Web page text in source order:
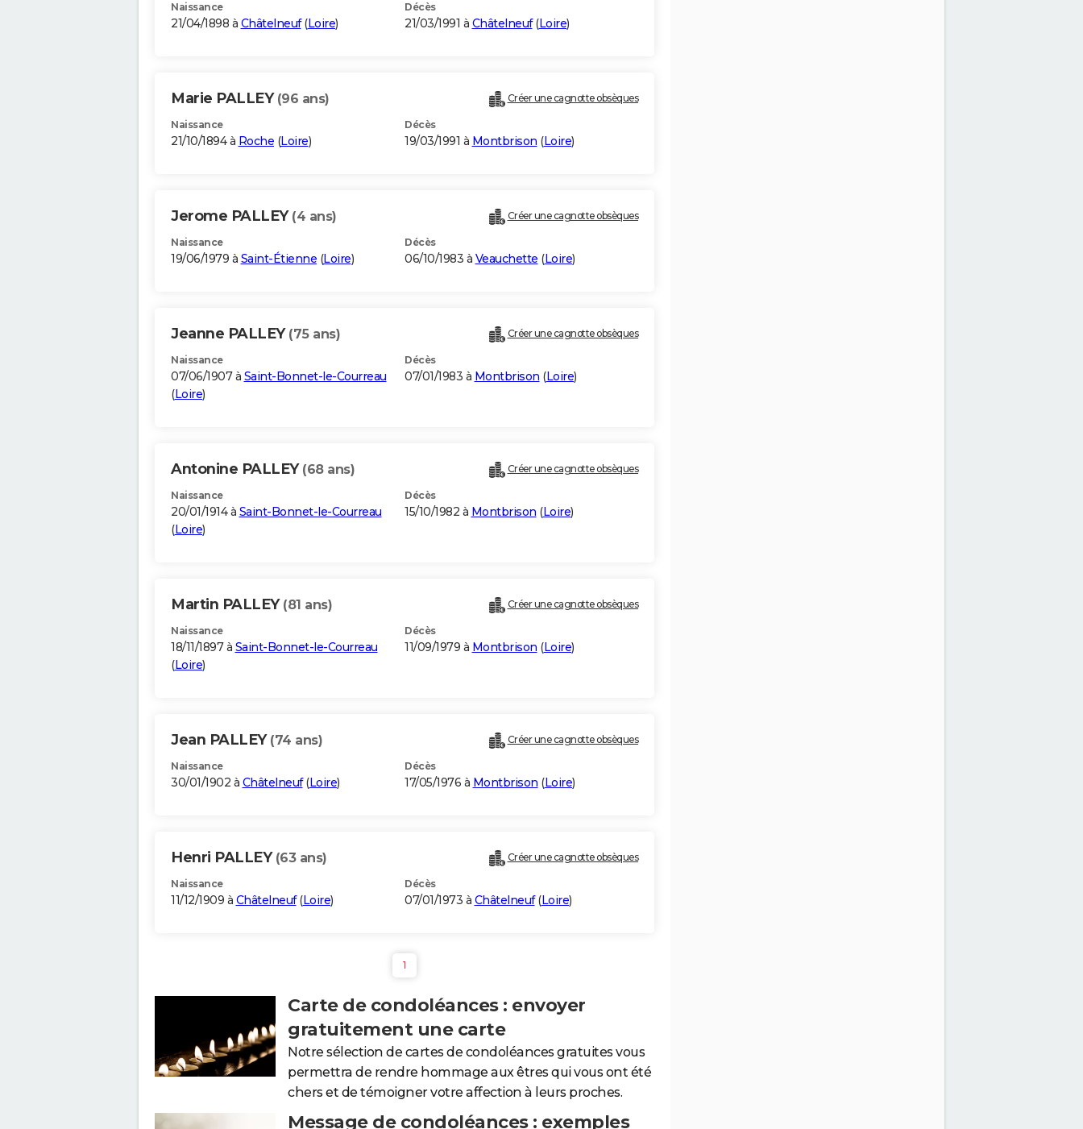
Naissance
21/04/1898 à Châtelneuf(Loire)
Décès
21/03/1991 à Châtelneuf(Loire)
Marie PALLEY (96 ans) Créer une cagnotte obsèques
Naissance
21/10/1894 à Roche (Loire)
Décès
19/03/1991 à Montbrison (Loire)
Jerome PALLEY (4 ans) Créer une cagnotte obsèques
Naissance
19/06/1979 à Saint-Étienne (Loire)
Décès
06/10/1983 à Veauchette (Loire)
Jeanne PALLEY (75 ans) Créer une cagnotte obsèques
Naissance
07/06/1907 à Saint-Bonnet-le-Courreau
(Loire)
Décès
07/01/1983 à Montbrison (Loire)
Antonine PALLEY (68 ans) Créer une cagnotte obsèques
Naissance
20/01/1914 à Saint-Bonnet-le-Courreau
(Loire)
Décès
15/10/1982 à Montbrison (Loire)
Martin PALLEY (81 ans) Créer une cagnotte obsèques
Naissance
18/11/1897 à Saint-Bonnet-le-Courreau
(Loire)
Décès
11/09/1979 à Montbrison (Loire)
Jean PALLEY (74 ans) Créer une cagnotte obsèques
Naissance
30/01/1902 à Châtelneuf(Loire)
Décès
17/05/1976 à Montbrison (Loire)
Henri PALLEY (63 ans) Créer une cagnotte obsèques
Naissance
11/12/1909 à Châtelneuf(Loire)
Décès
07/01/1973 à Châtelneuf(Loire)
1
Carte de condoléances : envoyer
gratuitement une carte
Notre sélection de cartes de condoléances gratuites vous
permettra de rendre hommage aux êtres qui vous ont été
chers et de témoigner votre affection à leurs proches.
Message de condoléances : exemples